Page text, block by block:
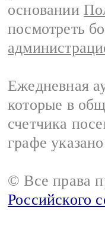
основании
посмотреть
Ежедневная
которые в
счетчика
графе
© Все права
Российского